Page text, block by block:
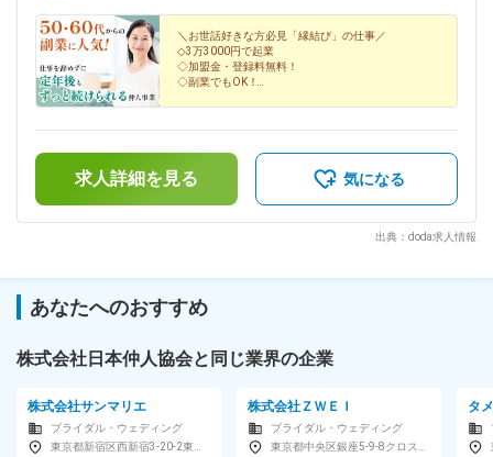
万円＜先輩方の収益実績もご紹介！＞◆兵庫県 40代・女性・
2017年2月開業・自己資金：0円・年間所得額：1056万円◆東
京都 40代・女性・2017年4月開業・自己資金：3万円・年間
所得額：984万円◆福島県 50代・男性・2014年6月開業・自
己資金：5.0万円・年間所得額768万円【契約時に必要な費
＼お世話好きな方必見「縁結び」の仕事／
◇3万3000円で起業
◇加盟金・登録料無料！
◇副業でもOK！
◇自由度の高い働き方
◇場所・時間の制限なし
求人詳細を見る 気になる
出典：doda求人情報
あなたへのおすすめ
株式会社日本仲人協会と同じ業界の企業
株式会社サンマリエ
ブライダル・ウェディング
株式会社ＺＷＥＩ
ブライダル・ウェディング
タ